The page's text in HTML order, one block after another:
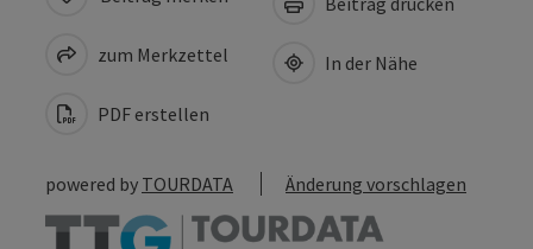
zum Merkzettel
PDF erstellen
In der Nähe
powered by TOURDATA Änderung vorschlagen